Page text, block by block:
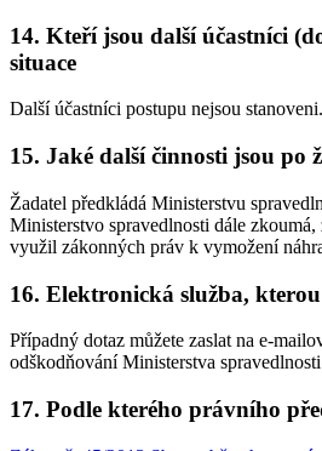
14. Kteří jsou další účastníci
situace
Další účastníci postupu nejsou stanoveni.
15. Jaké další činnosti jsou po
Žadatel předkládá Ministerstvu
Ministerstvo spravedlnosti dále zkoumá,
využil zákonných práv k vymožení
16. Elektronická služba,
Případný dotaz můžete zaslat na e-
odškodňování Ministerstva
17. Podle kterého právního